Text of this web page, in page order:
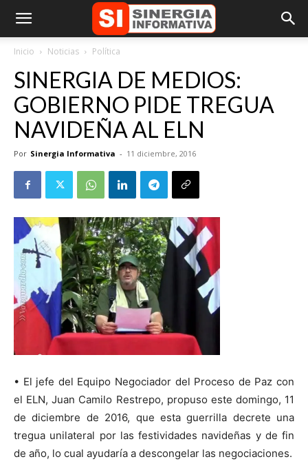
Inicio Noticias Política
SINERGIA DE MEDIOS:
GOBIERNO PIDE TREGUA
NAVIDEÑA AL ELN
Por Sinergia Informativa - 11 diciembre, 2016
• El jefe del Equipo Negociador del Proceso de Paz con
el ELN, Juan Camilo Restrepo, propuso este domingo, 11
de diciembre de 2016, que esta guerrilla decrete una
tregua unilateral por las festividades navideñas y de fin
de año, lo cual ayudaría a descongelar las negociaciones.